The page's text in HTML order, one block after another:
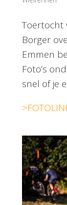
Toertocht
Borger
Emmen
Foto’s
snel of je